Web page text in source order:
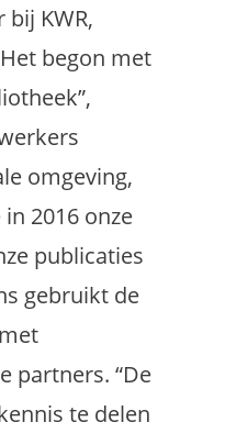
KWR,
begon met
omgeving,
2016 onze
publicaties
gebruikt de
partners. “De
te delen